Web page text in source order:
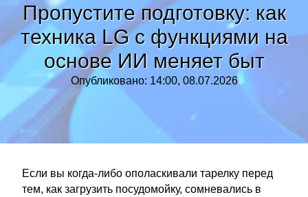
Пропустите подготовку: как
техника LG с функциями на
основе ИИ меняет быт
Опубликовано: 14:00, 08.07.2026
Если вы когда-либо ополаскивали тарелку перед
тем, как загрузить посудомойку, сомневались в
Тренды новостей »
Рубрики»
Правила »
Контакт»